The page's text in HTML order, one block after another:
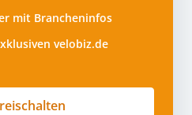
mit Brancheninfos
velobiz.de